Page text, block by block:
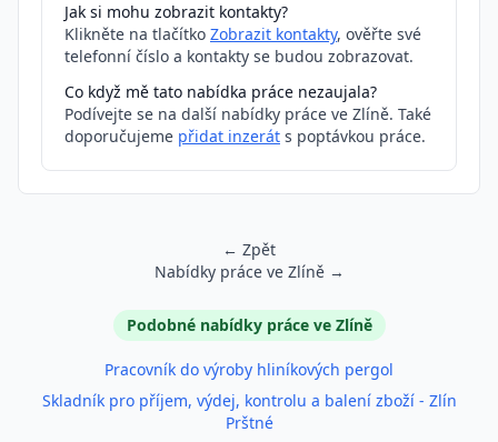
Jak si mohu zobrazit kontakty?
Klikněte na tlačítko Zobrazit kontakty, ověřte své
telefonní číslo a kontakty se budou zobrazovat.
Co když mě tato nabídka práce nezaujala?
Podívejte se na další nabídky práce ve Zlíně. Také
doporučujeme přidat inzerát s poptávkou práce.
← Zpět
Nabídky práce ve Zlíně →
Podobné inzerátyPodobné nabídky práce ve Zlíně
Pracovník do výroby hliníkových pergol
Skladník pro příjem, výdej, kontrolu a balení zboží - Zlín
Prštné